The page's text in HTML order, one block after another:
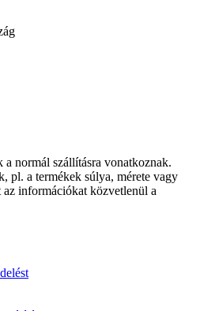
a normál szállításra vonatkoznak.
pl. a termékek súlya, mérete vagy
információkat közvetlenül a